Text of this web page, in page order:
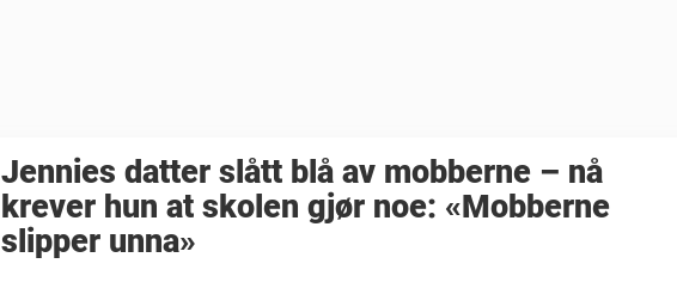
Jennies datter slått blå av mobberne – nå
krever hun at skolen gjør noe: «Mobberne
slipper unna»